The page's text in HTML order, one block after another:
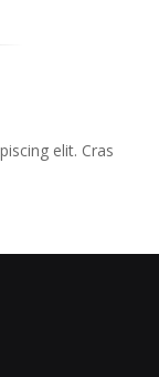
elit. Cras